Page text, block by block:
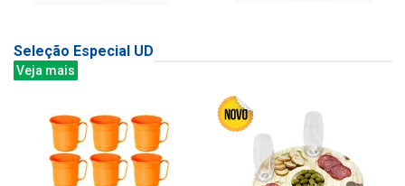
Seleção Especial UD
Veja mais